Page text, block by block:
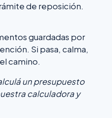
de reposición.
guardadas por
Si pasa, calma,
camino.
un presupuesto
calculadora y